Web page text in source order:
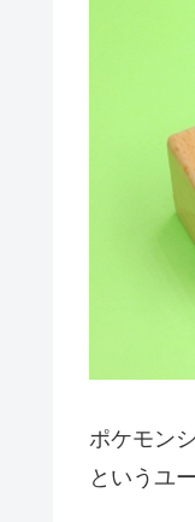
ポケモン
というユ